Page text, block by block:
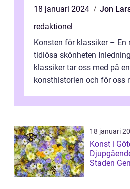
18 januari 2024
Jon
redaktionel
Konsten för klassiker – En
tidlösa skönheten
klassiker tar oss med på
konsthistorien och för oss
18 januari
Konst i
Staden